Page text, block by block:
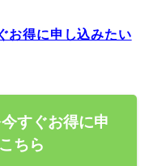
お得に申し込みたい
すぐお得に申
ちら